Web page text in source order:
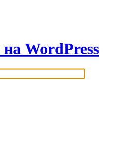
WordPress